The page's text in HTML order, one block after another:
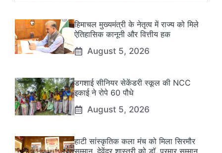
हिमाचल मुख्यमंत्री के नेतृत्व में राज्य को मिले
ऐतिहासिक कानूनी और वित्तीय हक
August 5, 2026
डगशाई सीनियर सेकेंडरी स्कूल की NCC
इकाई ने रोपे 60 पौधे
August 5, 2026
हाटी सांस्कृतिक कला मंच को मिला सिरमौर